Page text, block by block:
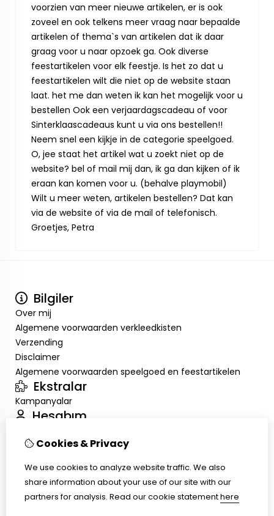
voorzien van meer nieuwe artikelen, er is ook
zoveel en ook telkens meer vraag naar bepaalde
artikelen of thema`s van artikelen dat ik daar
graag voor u naar opzoek ga. Ook diverse
feestartikelen voor elk feestje. Is het zo dat u
feestartikelen wilt die niet op de website staan
laat. het me dan weten ik kan het mogelijk voor u
bestellen Ook een verjaardagscadeau of voor
Sinterklaascadeaus kunt u via ons bestellen!!
Neem snel een kijkje in de categorie speelgoed.
O, jee staat het artikel wat u zoekt niet op de
website? bel of mail mij dan, ik ga dan kijken of ik
eraan kan komen voor u. (behalve playmobil)
Wilt u meer weten, artikelen bestellen? Dat kan
via de website of via de mail of telefonisch.
Groetjes, Petra
Bilgiler
Over mij
Algemene voorwaarden verkleedkisten
Verzending
Disclaimer
Algemene voorwaarden speelgoed en feestartikelen
Ekstralar
Kampanyalar
Hesabım
Sipariş Geçmişim
Müşteri Servisi
Ürün İadesi
Cookies & Privacy
We use cookies to analyze website traffic. We also
share information about your use of our site with our
partners for analysis. Read our cookie statementhere